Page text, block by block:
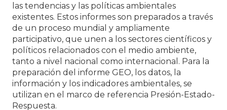
las tendencias y las políticas ambientales
existentes. Estos informes son preparados a través
de un proceso mundial y ampliamente
participativo, que unen a los sectores científicos y
políticos relacionados con el medio ambiente,
tanto a nivel nacional como internacional. Para la
preparación del informe GEO, los datos, la
información y los indicadores ambientales, se
utilizan en el marco de referencia Presión-Estado-
Respuesta.